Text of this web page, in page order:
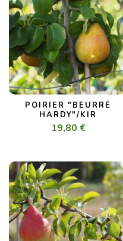
POIRIER "BEURRÉ
HARDY"/KIR
19,80 €